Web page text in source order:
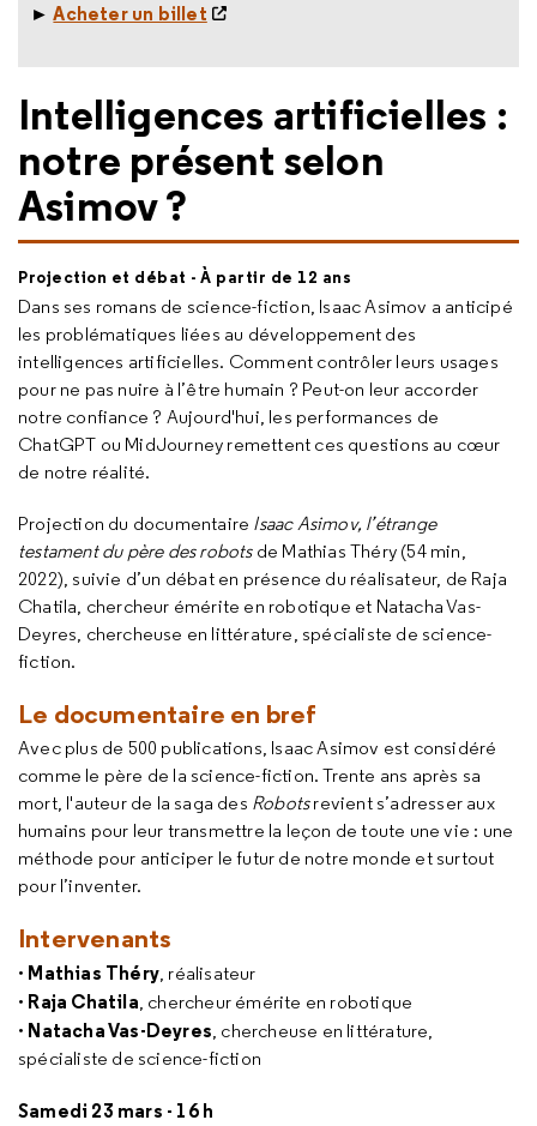
►Acheter un billet
Intelligences artificielles :
notre présent selon
Asimov ?
Projection et débat - À partir de 12 ans
Dans ses romans de science-fiction, Isaac Asimov a anticipé
les problématiques liées au développement des
intelligences artificielles. Comment contrôler leurs usages
pour ne pas nuire à l’être humain ? Peut-on leur accorder
notre confiance ? Aujourd'hui, les performances de
ChatGPT ou MidJourney remettent ces questions au cœur
de notre réalité.
Projection du documentaire Isaac Asimov, l’étrange
testament du père des robotsde Mathias Théry (54 min,
2022), suivie d’un débat en présence du réalisateur, de Raja
Chatila, chercheur émérite en robotique et Natacha Vas-
Deyres, chercheuse en littérature, spécialiste de science-
fiction.
Le documentaire en bref
Avec plus de 500 publications, Isaac Asimov est considéré
comme le père de la science-fiction. Trente ans après sa
mort, l'auteur de la saga des Robotsrevient s’adresser aux
humains pour leur transmettre la leçon de toute une vie : une
méthode pour anticiper le futur de notre monde et surtout
pour l’inventer.
Intervenants
• Mathias Théry, réalisateur
• Raja Chatila, chercheur émérite en robotique
• Natacha Vas-Deyres, chercheuse en littérature,
spécialiste de science-fiction
Samedi 23 mars - 16 h